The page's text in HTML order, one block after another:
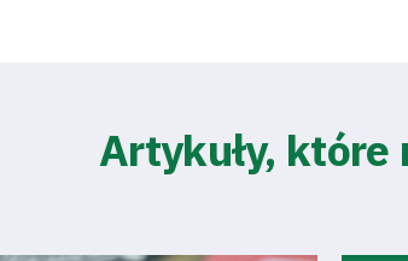
Artykuły, które